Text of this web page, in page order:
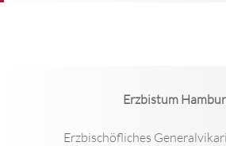
Erzbistum
Erzbischöfliches